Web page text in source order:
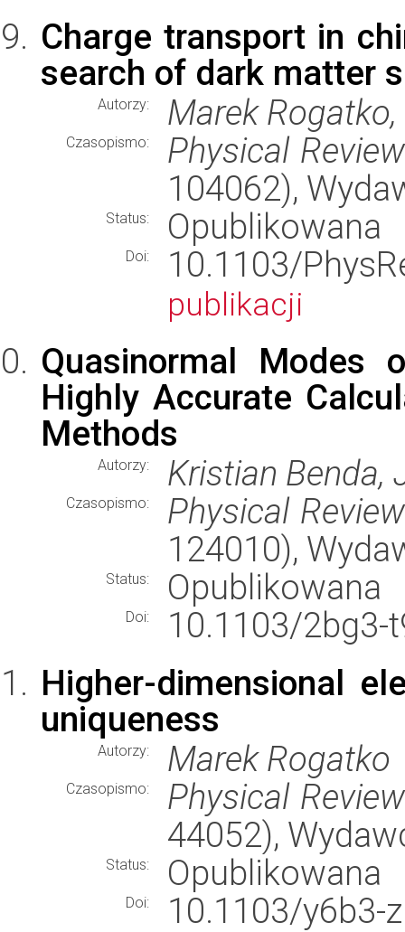
Charge transport in
search of dark matter
Autorzy: Marek
Czasopismo:
Physical
104062),
Status: Opublikowana
Doi: 10.1103/
publikacji
Quasinormal Modes
Highly Accurate
Methods
Autorzy: Kristian Benda,
Czasopismo:
Physical
124010),
Status: Opublikowana
Doi:
10.1103/2bg3-
Higher-dimensional
uniqueness
Autorzy: Marek Rogatko
Czasopismo:
Physical
44052),
Status: Opublikowana
Doi: 10.1103/y6b3-